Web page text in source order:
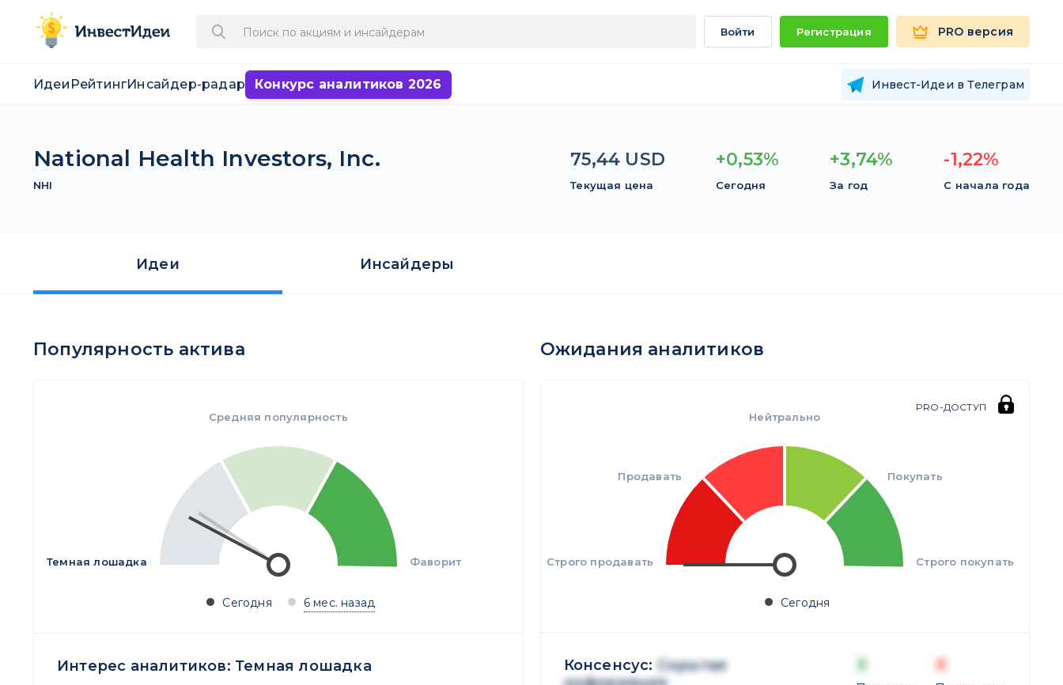
Войти Регистрация PRO версия
Идеи РейтингИнсайдер-радар Конкурс аналитиков 2026 Инвест-Идеи в Телеграм
National Health Investors, Inc.
NHI
75,44 USD
Текущая цена
+0,53%
Сегодня
+3,74%
За год
-1,22%
С начала года
Идеи Инсайдеры
Популярность актива
Темная лошадка Фаворит
Средняя популярность
Сегодня 6 мес. назад
Интерес аналитиков: Темная лошадка
Ожидания аналитиков
PRO-ДОСТУП
Строго продавать
Продавать
Нейтрально
Покупать
Строго покупать
Сегодня
Консенсус:
Скрытая
X X